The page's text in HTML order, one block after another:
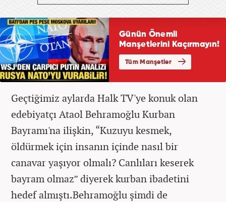
Geçtiğimiz aylarda Halk TV'ye konuk olan
edebiyatçı Ataol Behramoğlu Kurban
Bayramı'na ilişkin, “Kuzuyu kesmek,
öldürmek için insanın içinde nasıl bir
canavar yaşıyor olmalı? Canlıları keserek
bayram olmaz” diyerek kurban ibadetini
hedef almıştı.Behramoğlu şimdi de